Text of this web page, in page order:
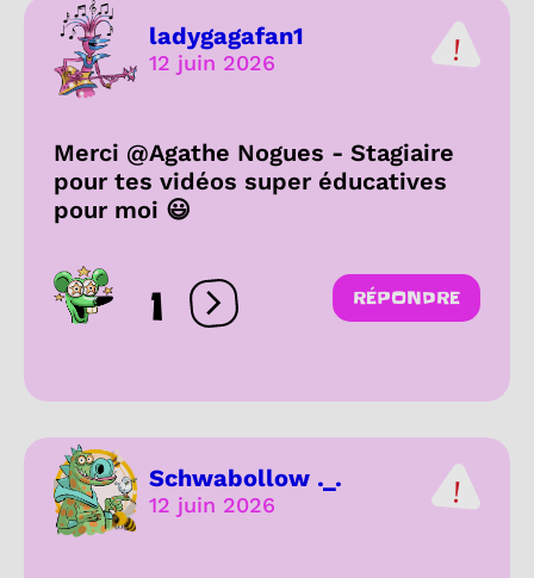
ladygagafan1
12 juin 2026
Merci @Agathe Nogues - Stagiaire
pour tes vidéos super éducatives
pour moi 😃
1 Ouvrir les réactions
RÉPONDRE
Schwabollow ._.
12 juin 2026